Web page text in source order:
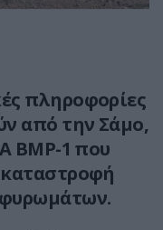
πληροφορίες
από την Σάμο,
BMP-1 που